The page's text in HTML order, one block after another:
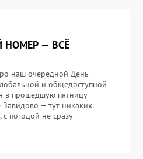
НОМЕР — ВСЁ
наш очередной День
и общедоступной
в прошедшую пятницу
— тут никаких
погодой не сразу